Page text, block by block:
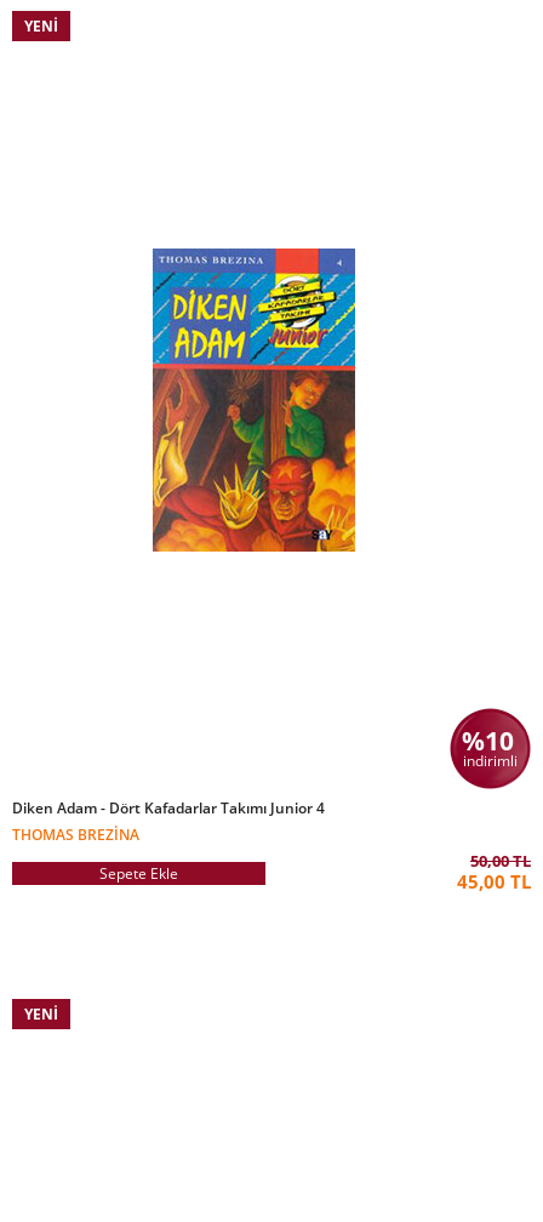
%10
indirimli
YENI
Diken Adam - Dört Kafadarlar Takımı Junior 4
THOMAS BREZINA
Sepete Ekle
50,00 TL
45,00 TL
YENI